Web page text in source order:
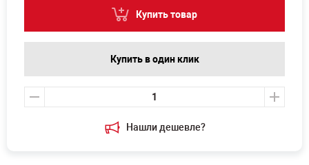
Нашли дешевле?
Купить товар
Купить в один клик